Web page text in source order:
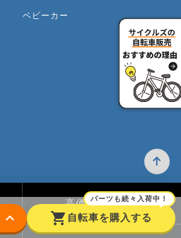
keyboard_arrow_down shopping_cart
パーツも続々入荷中！
自転車を購入する
ベビーカー
高価買取のワケ